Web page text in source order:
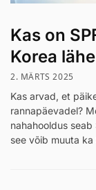
Kas on
Korea
2. MÄRTS 2025
Kas arvad, et
rannapäevadel?
nahahooldus
see võib muuta